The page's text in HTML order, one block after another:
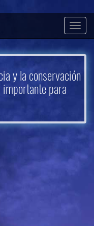
y la conservación
para